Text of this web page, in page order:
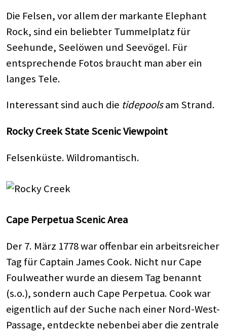
Die Felsen, vor allem der markante Elephant
Rock, sind ein beliebter Tummelplatz für
Seehunde, Seelöwen und Seevögel. Für
entsprechende Fotos braucht man aber ein
langes Tele.
Interessant sind auch die tidepoolsam Strand.
Rocky Creek State Scenic Viewpoint
Felsenküste. Wildromantisch.
Cape Perpetua Scenic Area
Der 7. März 1778 war offenbar ein arbeitsreicher
Tag für Captain James Cook. Nicht nur Cape
Foulweather wurde an diesem Tag benannt
(s.o.), sondern auch Cape Perpetua. Cook war
eigentlich auf der Suche nach einer Nord-West-
Passage, entdeckte nebenbei aber die zentrale